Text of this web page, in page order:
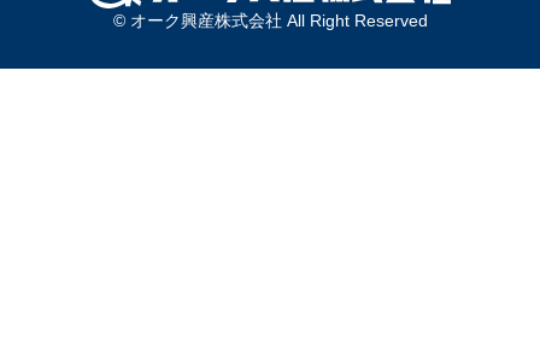
© オーク興産株式会社 All Right Reserved